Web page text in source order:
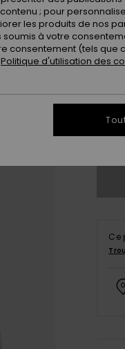
Ce
; pour
les produits de nos
à votre
consentement (tels que
Politique d'utilisation des